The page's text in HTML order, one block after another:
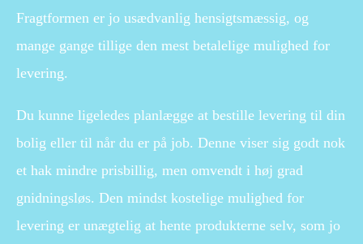
Fragtformen er jo usædvanlig hensigtsmæssig, og
mange gange tillige den mest betalelige mulighed for
levering.
Du kunne ligeledes planlægge at bestille levering til din
bolig eller til når du er på job. Denne viser sig godt nok
et hak mindre prisbillig, men omvendt i høj grad
gnidningsløs. Den mindst kostelige mulighed for
levering er unægtelig at hente produkterne selv, som jo